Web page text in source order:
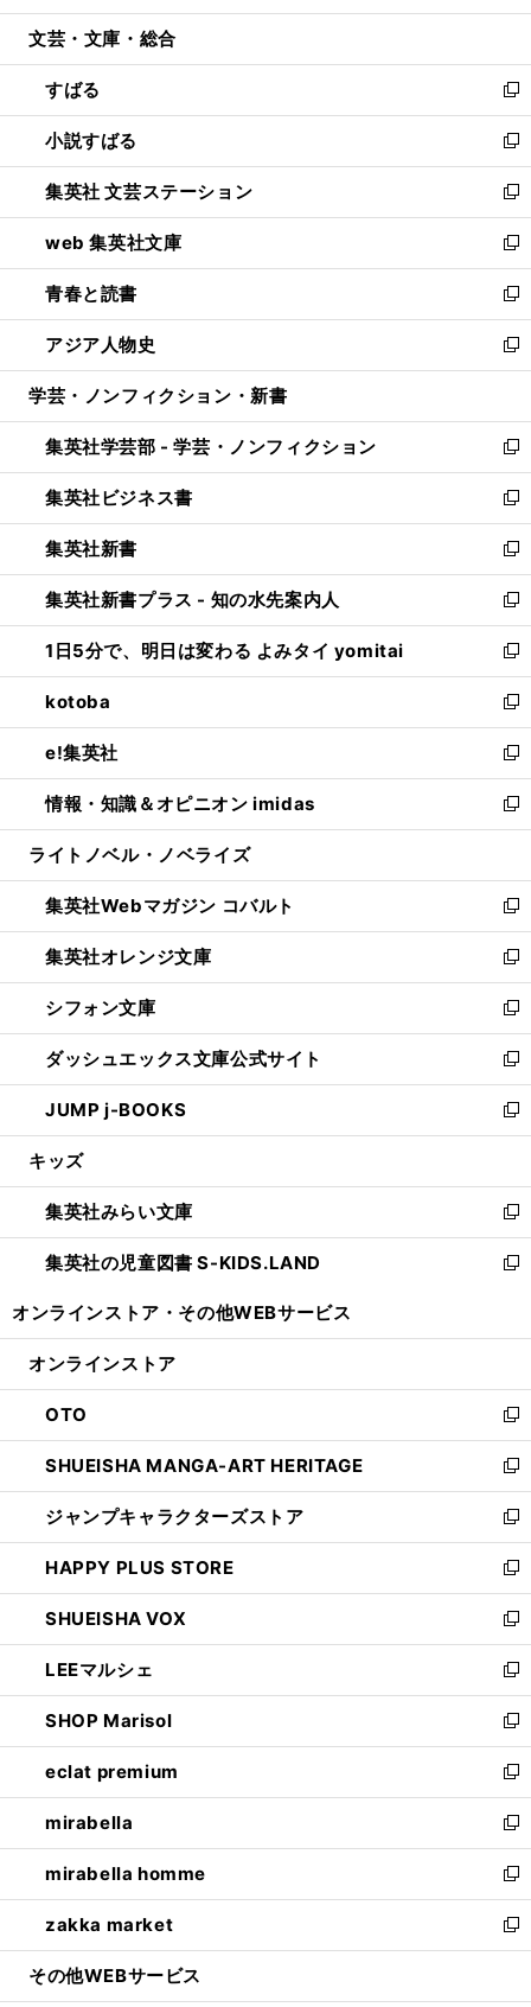
開
ウ
開
く
ン
ウ
で
開
く
ウ
ン
ド
ウ
で
開
く
文芸・文庫・総合
すばる
新
し
い
ウ
ィ
ン
ド
ウ
で
開
く
小説すばる
新
し
い
ウ
ィ
ン
ド
ウ
で
開
集英社 文芸ステーション
新
し
い
ウ
ィ
ン
ド
ウ
開
く
web 集英社文庫
新
し
い
ウ
ィ
ン
ウ
で
開
く
青春と読書
新
し
い
ウ
ン
ド
ウ
で
開
く
アジア人物史
新
し
ウ
ィ
ン
ド
ウ
で
開
く
学芸・ノンフィクション・新書
集英社学芸部 - 学芸・ノンフィクション
新
し
い
ウ
ィ
ン
ド
ウ
で
開
く
集英社ビジネス書
新
し
い
ウ
ィ
ン
ド
ウ
で
開
く
集英社新書
新
し
い
ウ
ィ
ン
ド
ウ
で
開
く
集英社新書プラス - 知の水先案内人
新
し
い
ウ
ィ
ン
ド
ウ
で
開
1日5分で、明日は変わる よみタイ yomitai
新
し
い
ウ
ィ
ン
ド
ウ
開
く
kotoba
新
し
い
ウ
ィ
ン
ウ
で
開
く
e!集英社
新
し
い
ウ
ン
ド
ウ
で
開
く
情報・知識＆オピニオン imidas
新
し
ウ
ィ
ン
ド
ウ
で
開
く
ライトノベル・ノベライズ
集英社Webマガジン コバルト
新
し
い
ウ
ィ
ン
ド
ウ
で
開
集英社オレンジ文庫
新
し
い
ウ
ィ
ン
ド
ウ
開
く
シフォン文庫
新
し
い
ウ
ィ
ン
ウ
で
開
く
ダッシュエックス文庫公式サイト
新
し
い
ウ
ン
ド
ウ
で
JUMP j-BOOKS
新
し
ウ
ィ
ン
ド
開
キッズ
集英社みらい文庫
新
し
い
ン
ウ
で
開
く
集英社の児童図書 S-KIDS.LAND
新
ウ
ン
ド
ウ
で
開
く
オンラインストア・ その他WEBサービス
オンラインストア
OTO
新
し
い
ウ
ィ
ン
ド
ウ
で
開
く
SHUEISHA MANGA-ART HERITAGE
新
し
い
ウ
ィ
ン
ド
ウ
で
開
く
ジャンプキャラクターズストア
新
し
い
ウ
ィ
ン
ド
ウ
で
開
く
HAPPY PLUS STORE
新
し
い
ウ
ィ
ン
ド
ウ
で
開
く
SHUEISHA VOX
新
し
い
ウ
ィ
ン
ド
ウ
で
開
く
LEEマルシェ
新
し
い
ウ
ィ
ン
ド
ウ
で
開
く
SHOP Marisol
新
し
い
ウ
ィ
ン
ド
ウ
で
開
eclat premium
新
し
い
ウ
ィ
ン
ド
ウ
開
mirabella
新
し
い
ウ
ィ
ン
ウ
mirabella homme
新
し
い
ウ
zakka market
新
し
その他WEBサービス